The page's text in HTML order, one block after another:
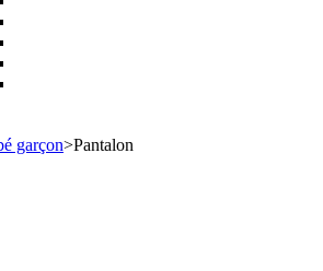
garçon>Pantalon